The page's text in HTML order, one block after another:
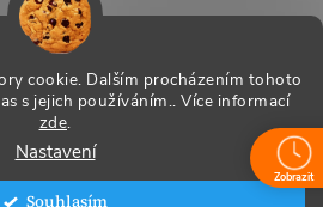
cookie. Dalším procházením tohoto
s jejich používáním.. Více informací
zde.
Nastavení
Souhlasím
Shoptet Premium
BESTA. Všechna práva vyhrazena.
Zobrazit